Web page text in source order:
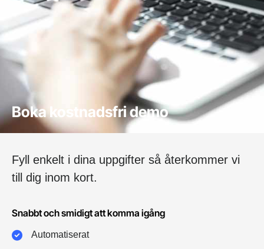
Boka kostnadsfri demo
Fyll enkelt i dina uppgifter så återkommer vi
till dig inom kort.
Snabbt och smidigt att komma igång
Automatiserat